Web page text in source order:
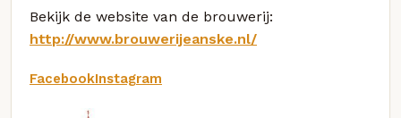
Bekijk de website van de brouwerij:
http://www.brouwerijeanske.nl/
FacebookInstagram